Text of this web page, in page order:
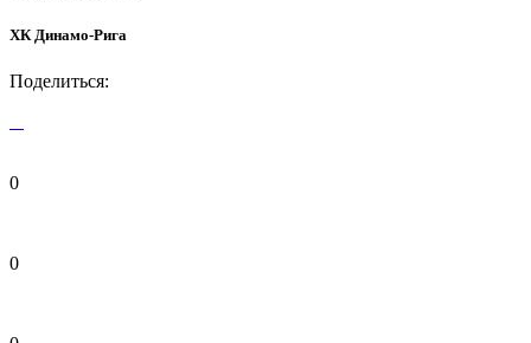
ХК Динамо-Рига
Поделиться:
0
0